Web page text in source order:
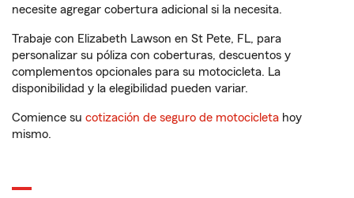
necesite agregar cobertura adicional si la necesita.
Trabaje con Elizabeth Lawson en St Pete, FL, para
personalizar su póliza con coberturas, descuentos y
complementos opcionales para su motocicleta. La
disponibilidad y la elegibilidad pueden variar.
Comience su cotización de seguro de motocicleta hoy
mismo.